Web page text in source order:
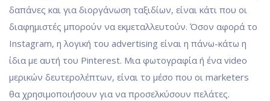
δαπάνες και για διοργάνωση ταξιδίων, είναι κάτι που οι
διαφημιστές μπορούν να εκμεταλλευτούν. Όσον αφορά το
Instagram, η λογική του advertising είναι η πάνω-κάτω η
ίδια με αυτή του Pinterest. Μια φωτογραφία ή ένα video
μερικών δευτερολέπτων, είναι το μέσο που οι marketers
θα χρησιμοποιήσουν για να προσελκύσουν πελάτες.